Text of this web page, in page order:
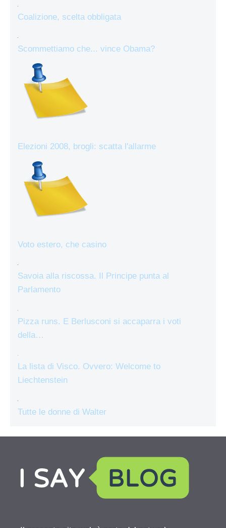
Coalizione, scelta obbligata
Scommettiamo che... vince Obama?
Elezioni 2008, brogli: scatta l'allarme
Voto estero, che casino
Savoia alla riscossa. Il Principe punta al
Parlamento
Pizza runs. E Berlusconi si accaparra i voti
della…
La lista di Visco. Ovvero: Welcome to
Liechtenstein
Tutte le donne di Walter